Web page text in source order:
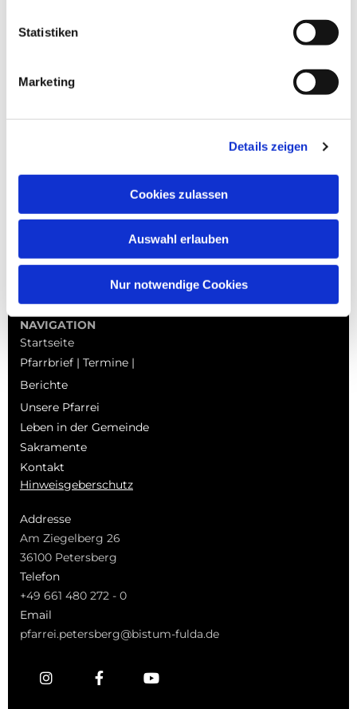
Statistiken
Marketing
Details zeigen
Cookies zulassen
Auswahl erlauben
Nur notwendige Cookies
NAVIGATION
Startseite
Pfarrbrief | Termine |
Berichte
Unsere Pfarrei
Leben in der Gemeinde
Sakramente
Kontakt
Hinweisgeberschutz
Addresse
Am Ziegelberg 26
36100 Petersberg
Telefon
+49 661 480 272 - 0
Email
pfarrei.petersberg@bistum-fulda.de